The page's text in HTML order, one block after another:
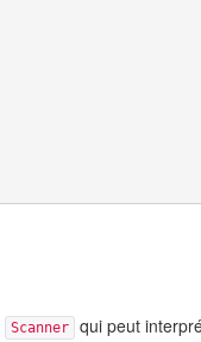
Scanner
qui peut